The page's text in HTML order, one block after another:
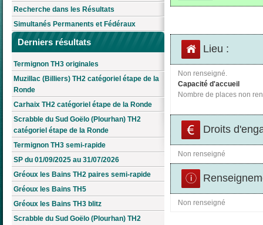
Recherche dans les Résultats
Simultanés Permanents et Fédéraux
Derniers résultats
Termignon TH3 originales
Muzillac (Billiers) TH2 catégoriel étape de la
Ronde
Carhaix TH2 catégoriel étape de la Ronde
Scrabble du Sud Goëlo (Plourhan) TH2
catégoriel étape de la Ronde
Termignon TH3 semi-rapide
SP du 01/09/2025 au 31/07/2026
Gréoux les Bains TH2 paires semi-rapide
Gréoux les Bains TH5
Gréoux les Bains TH3 blitz
Scrabble du Sud Goëlo (Plourhan) TH2
Lieu :
Non renseigné.
Capacité d'accueil
Nombre de places non
Droits
Non renseigné
Non renseigné